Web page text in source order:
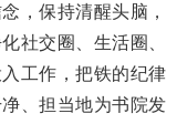
，保持清醒头脑，
社交圈、生活圈、
工作，把铁的纪律
、担当地为书院发